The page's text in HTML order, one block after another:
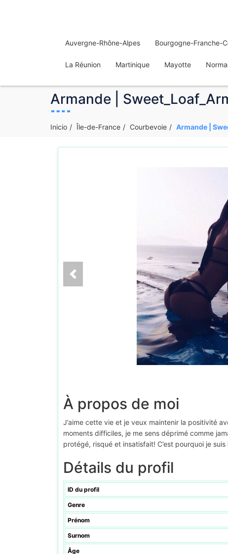
Auvergne-Rhône-Alpes Bourgogne-Franche-
La Réunion Martinique Mayotte
Armande |
Inicio Île-de-France Courbevoie Armande |
À propos de moi
J’aime cette vie et je veux maintenir la positivité
moments difficiles, je me sens déprimé comme
protégé, risqué et insatisfait! C’est pourquoi je suis
Détails du profil
ID du profil
Genre
Prénom
Surnom
Âge